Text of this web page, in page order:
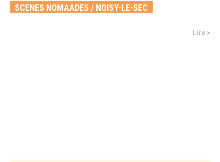
SCENES NOMAADES / NOISY-LE-SEC
Lire >